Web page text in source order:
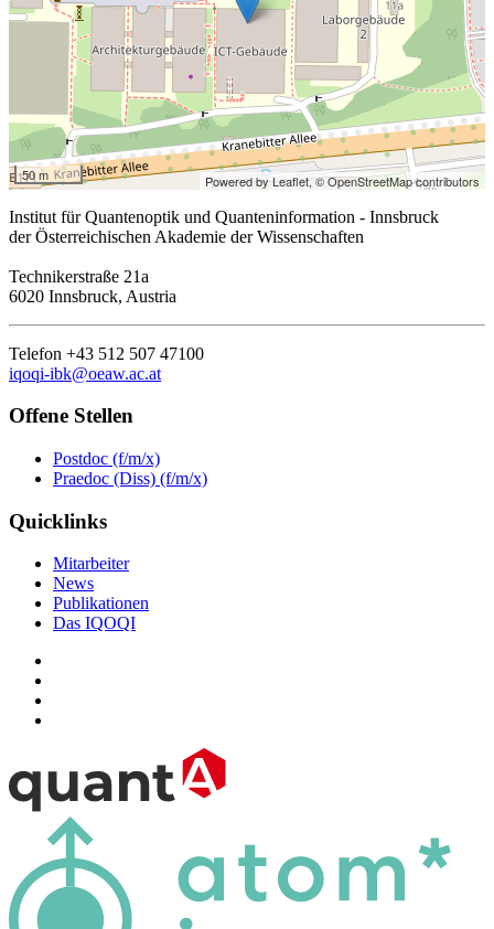
50 m Powered by Leaflet,© OpenStreetMap contributors
Institut für Quantenoptik und Quanteninformation - Innsbruck
der Österreichischen Akademie der Wissenschaften
Technikerstraße 21a
6020 Innsbruck, Austria
Telefon +43 512 507 47100
iqoqi-ibk@oeaw.ac.at
Offene Stellen
Postdoc (f/m/x)
Praedoc (Diss) (f/m/x)
Quicklinks
Mitarbeiter
News
Publikationen
Das IQOQI